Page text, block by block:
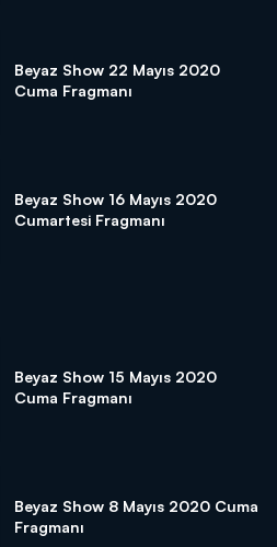
Beyaz Show 22 Mayıs 2020
Cuma Fragmanı
Beyaz Show 16 Mayıs 2020
Cumartesi Fragmanı
Beyaz Show 15 Mayıs 2020
Cuma Fragmanı
Beyaz Show 8 Mayıs 2020 Cuma
Fragmanı